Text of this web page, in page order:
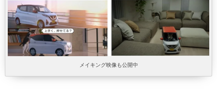
メイキング映像も公開中